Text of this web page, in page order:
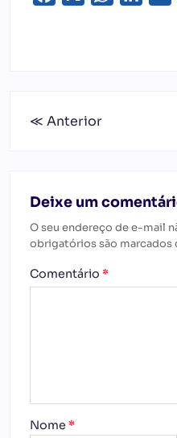
≪ Anterior
Deixe um
O seu endereço de e-mail
obrigatórios são marcados
Comentário *
Nome *